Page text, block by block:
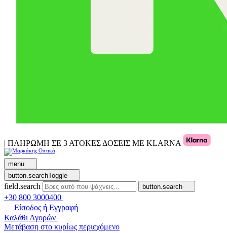
| ΠΛΗΡΩΜΗ ΣΕ 3 ΑΤΟΚΕΣ ΔΟΣΕΙΣ ΜΕ KLARNA
menu
button.searchToggle
field.search button.search
+30 800 3000400
Είσοδος ή Εγγραφή
Καλάθι Αγορών
Μετάβαση στο κυρίως περιεχόμενο